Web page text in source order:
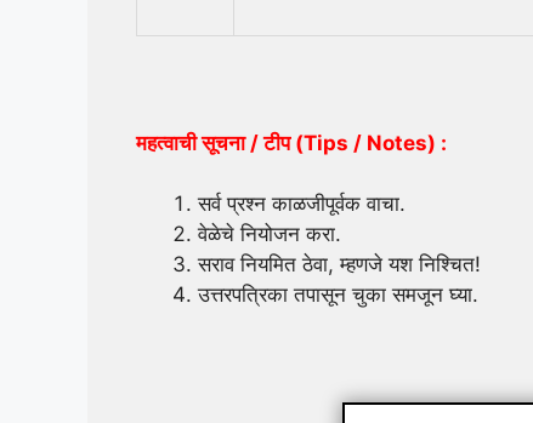
महत्वाची सूचना / टीप (Tips / Notes) :
सर्व प्रश्न काळजीपूर्वक वाचा.
वेळेचे नियोजन करा.
सराव नियमित ठेवा, म्हणजे यश निश्चित!
उत्तरपत्रिका तपासून चुका समजून घ्या.